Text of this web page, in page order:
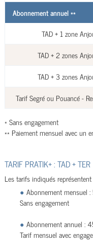
Abonnement annuel **
TAD + 1 zone
TAD + 2 zones
TAD + 3 zones
Tarif Segré ou Pouancé -
* Sans engagement
** Paiement mensuel avec un
TARIF PRATIK+ : TAD + TER
Les tarifs indiqués
Abonnement mensuel
Sans engagement
Abonnement annuel :
Tarif mensuel avec